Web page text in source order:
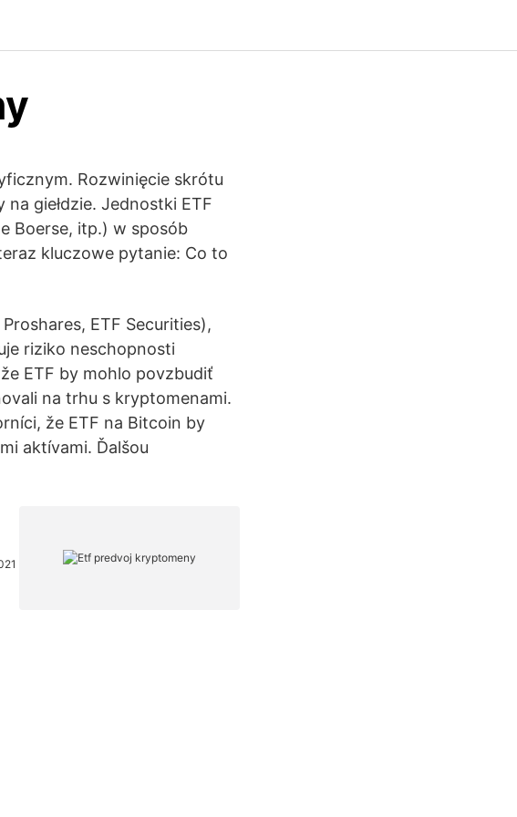
Rozwinięcie skrótu
giełdzie. Jednostki ETF
Boerse, itp.) w sposób
kluczowe pytanie: Co to
ETF Securities),
riziko neschopnosti
ETF by mohlo povzbudiť
na trhu s kryptomenami.
že ETF na Bitcoin by
aktívami. Ďalšou